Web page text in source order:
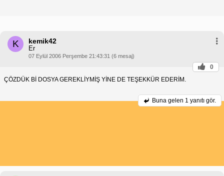
K kemik42
Er
07 Eylül 2006 Perşembe 21:43:31 (6 mesaj)
0
ÇÖZDÜK Bİ DOSYA GEREKLİYMİŞ YİNE DE TEŞEKKÜR EDERİM.
Buna gelen 1 yanıtı gör.